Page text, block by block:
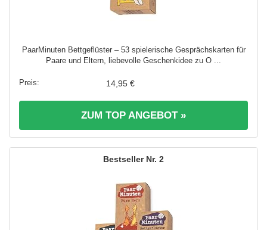
PaarMinuten Bettgeflüster – 53 spielerische Gesprächskarten für
Paare und Eltern, liebevolle Geschenkidee zu O ...
14,95 €
ZUM TOP ANGEBOT »
2